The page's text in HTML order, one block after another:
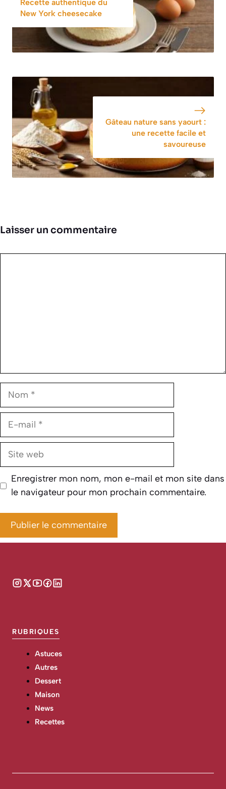
Recette authentique du
New York cheesecake
Gâteau nature sans yaourt :
une recette facile et
savoureuse
Laisser un commentaire
Nom
E-
Site
Enregistrer mon nom, mon e-mail et mon site dans
le navigateur pour mon prochain commentaire.
RUBRIQUES
Astuces
Autres
Dessert
Maison
News
Recettes